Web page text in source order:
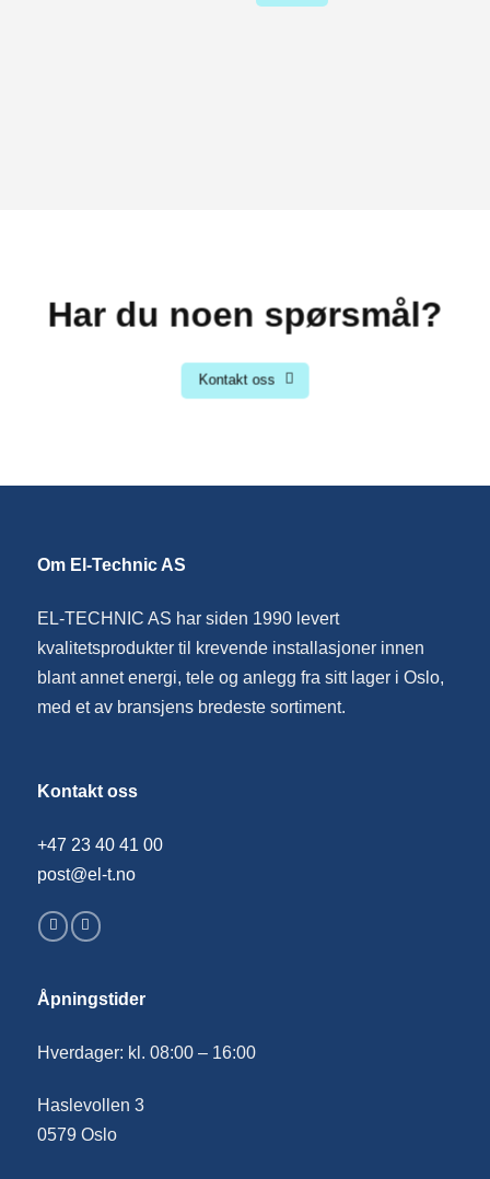
Har du noen spørsmål?
Kontakt oss
Om El-Technic AS
EL-TECHNIC AS har siden 1990 levert
kvalitetsprodukter til krevende installasjoner innen
blant annet energi, tele og anlegg fra sitt lager i Oslo,
med et av bransjens bredeste sortiment.
Kontakt oss
+47 23 40 41 00
post@el-t.no
Åpningstider
Hverdager: kl. 08:00 – 16:00
Haslevollen 3
0579 Oslo